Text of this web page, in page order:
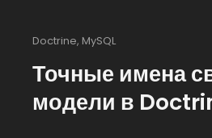
Doctrine, MySQL
Точные имена
модели в